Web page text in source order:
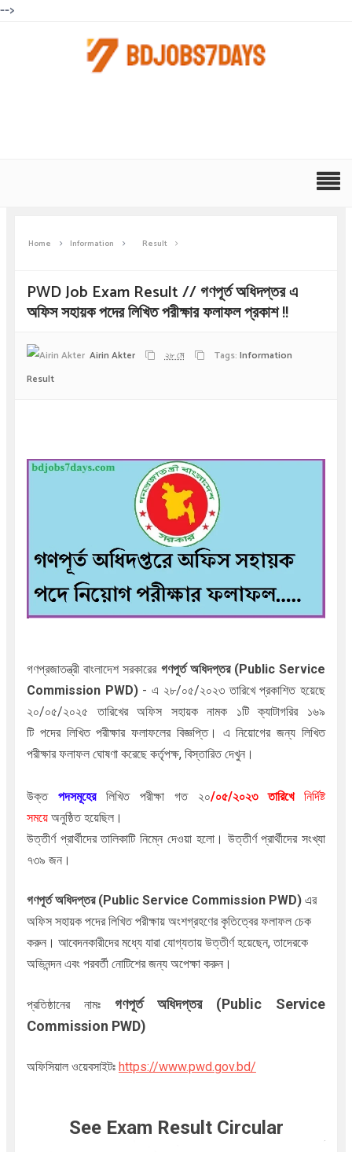
-->
Home Information Result
PWD Job Exam Result // গণপূর্ত অধিদপ্তর এ
অফিস সহায়ক পদের লিখিত পরীক্ষার ফলাফল প্রকাশ !!
Airin Akter ২৮ মে Tags: Information
Result
গণপ্রজাতন্ত্রী বাংলাদেশ সরকারেরগণপূর্ত অধিদপ্তর (Public Service
Commission PWD) - এ ২৮/০৫/২০২৩ তারিখে প্রকাশিত হয়েছে
২০/০৫/২০২৫ তারিখের অফিস সহায়ক নামক ১টি ক্যাটাগরির ১৬৯
টি পদের লিখিত পরীক্ষারফলাফলের বিজ্ঞপ্তি। এ নিয়োগের জন্য লিখিত
পরীক্ষার ফলাফল ঘোষণা করেছে কর্তৃপক্ষ, বিস্তারিত দেখুন।
উক্ত পদসমূহেরলিখিত পরীক্ষা গত ২০/০৫/২০২৩তারিখে
নির্দিষ্ট
সময়েঅনুষ্ঠিত হয়েছিল।
উত্তীর্ণ প্রার্থীদের তালিকাটি নিম্নে দেওয়া হলো। উত্তীর্ণ প্রার্থীদের সংখ্যা
৭৩৯ জন।
গণপূর্ত অধিদপ্তর (Public Service Commission PWD) এর
অফিস সহায়ক পদের লিখিত পরীক্ষায় অংশগ্রহণের কৃতিত্বের ফলাফল চেক
করুন। আবেদনকারীদের মধ্যে যারা যোগ্যতায় উত্তীর্ণ হয়েছেন, তাদেরকে
অভিনন্দন এবং পরবর্তী নোটিশের জন্য অপেক্ষা করুন।
প্রতিষ্ঠানের নামঃ গণপূর্ত অধিদপ্তর (Public Service
Commission PWD)
অফিসিয়াল ওয়েবসাইটঃ https://www.pwd.gov.bd/
See Exam Result Circular